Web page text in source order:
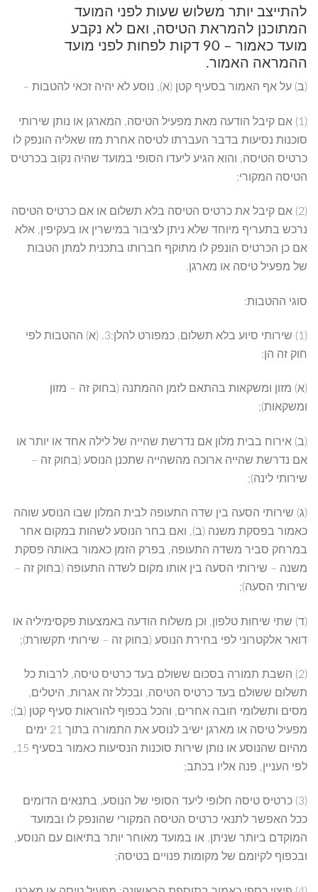
להתייצב יותר משלוש שעות לפני המועד
המתוכנן להמראת הטיסה, ואם לא נקבע
מועד כאמור – 90 דקות לפחות לפני מועד
ההמראה האמור.
(ב) על אף האמור בסעיף קטן (א), נוסע לא יהיה זכאי להטבות –
(1) אם קיבל הודעה מאת מפעיל הטיסה, המארגן או נותן שירותי
סוכנות נסיעות בדבר העברתו לטיסה אחרת מזו שאליה הונפק לו
כרטיס הטיסה, והוא הגיע ליעדו הסופי במועד שהיה נקוב בכרטיס
הטיסה המקורי;
(2) אם קיבל את כרטיס הטיסה בלא תשלום או אם כרטיס הטיסה
נרכש בתעריף מיוחד שלא ניתן לציבור במישרין או בעקיפין, אלא
אם כן הכרטיס הונפק לו מתוקף חברותו בתכנית למתן הטבות
של מפעיל טיסה או מארגן.
סוגי ההטבות:
(1) שירותי סיוע בלא תשלום, כמפורט להלן:3. (א) ההטבות לפי
חוק זה הן:
(א) מזון ומשקאות בהתאם לזמן ההמתנה (בחוק זה – מזון
ומשקאות);
(ב) אירוח בבית מלון אם נדרשת שהייה של לילה אחד או יותר או
אם נדרשת שהייה ארוכה מהשהייה שתכנן הנוסע (בחוק זה –
שירותי לינה);
(ג) שירותי הסעה בין שדה התעופה לבית המלון שבו הנוסע שוהה
כאמור בפסקת משנה (ב), ואם בחר הנוסע לשהות במקום אחר
במרחק סביר משדה התעופה, בפרק הזמן כאמור באותה פסקת
משנה – שירותי הסעה בין אותו מקום לשדה התעופה (בחוק זה –
שירותי הסעה);
(ד) שתי שיחות טלפון, וכן משלוח הודעה באמצעות פקסימיליה או
דואר אלקטרוני לפי בחירת הנוסע (בחוק זה – שירותי תקשורת);
(2) השבת תמורה בסכום ששולם בעד כרטיס טיסה, לרבות כל
תשלום ששולם בעד כרטיס הטיסה, ובכלל זה אגרות, היטלים,
מסים ותשלומי חובה אחרים, והכל בכפוף להוראות סעיף קטן (ב);
מפעיל טיסה או מארגן ישיב לנוסע את התמורה בתוך 21 ימים
מהיום שהנוסע או נותן שירות סוכנות הנסיעות כאמור בסעיף 15,
לפי העניין, פנה אליו בכתב;
(3) כרטיס טיסה חלופי ליעד הסופי של הנוסע, בתנאים הדומים
ככל האפשר לתנאי כרטיס הטיסה המקורי שהונפק לו ובמועד
המוקדם ביותר שניתן, או במועד מאוחר יותר בתיאום עם הנוסע,
ובכפוף לקיומם של מקומות פנויים בטיסה;